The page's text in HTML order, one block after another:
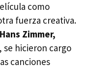
como
fuerza creativa.
Hans Zimmer,
se hicieron cargo
canciones